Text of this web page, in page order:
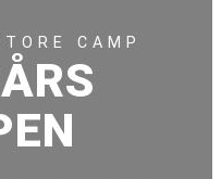
CAMP